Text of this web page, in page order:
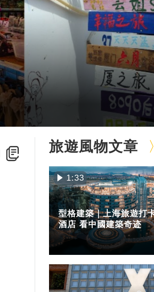
旅遊風物文章
1:33
型格建築｜上海旅遊打
酒店 看中國建築奇迹